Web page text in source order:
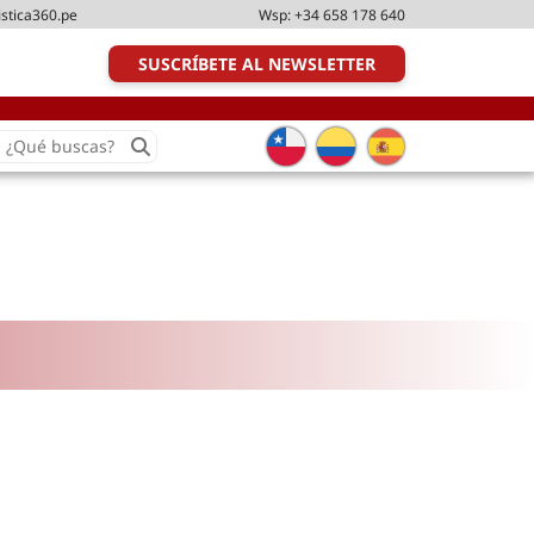
Wsp:+34 658 178 640
SUSCRÍBETE AL NEWSLETTER
Search
for: